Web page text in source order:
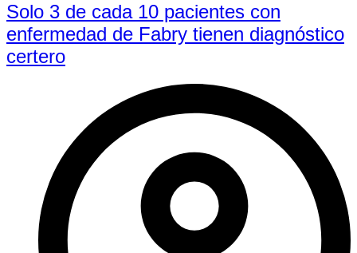
Solo 3 de cada 10 pacientes con
enfermedad de Fabry tienen diagnóstico
certero